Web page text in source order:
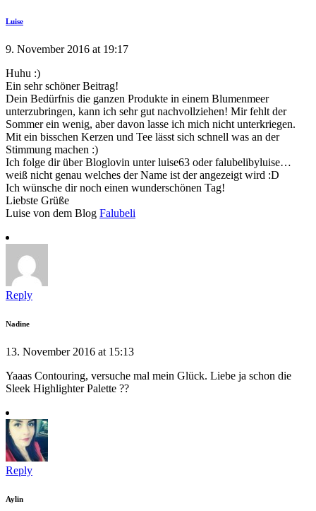
Luise
9. November 2016 at 19:17
Huhu :)
Ein sehr schöner Beitrag!
Dein Bedürfnis die ganzen Produkte in einem Blumenmeer
unterzubringen, kann ich sehr gut nachvollziehen! Mir fehlt der
Sommer ein wenig, aber davon lasse ich mich nicht unterkriegen.
Mit ein bisschen Kerzen und Tee lässt sich schnell was an der
Stimmung machen :)
Ich folge dir über Bloglovin unter luise63 oder falubelibyluise…
weiß nicht genau welches der Name ist der angezeigt wird :D
Ich wünsche dir noch einen wunderschönen Tag!
Liebste Grüße
Luise von dem Blog Falubeli
Reply
Nadine
13. November 2016 at 15:13
Yaaas Contouring, versuche mal mein Glück. Liebe ja schon die
Sleek Highlighter Palette ??
Reply
Aylin